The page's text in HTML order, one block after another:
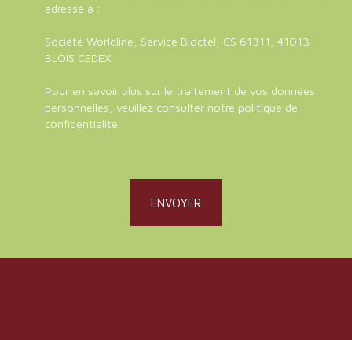
adressé à :
Société Worldline, Service Bloctel, CS 61311, 41013
BLOIS CEDEX.
Pour en savoir plus sur le traitement de vos données
personnelles, veuillez consulter notre politique de
confidentialité
ENVOYER